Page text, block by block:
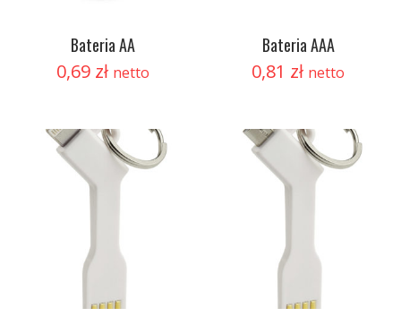
Bateria AA
0,69 zł netto
Bateria AAA
0,81 zł netto